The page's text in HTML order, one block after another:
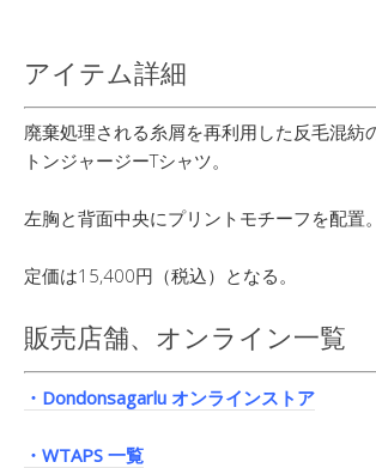
アイテム詳細
廃棄処理される糸屑を再利用した反毛混紡
トンジャージーTシャツ。
左胸と背面中央にプリントモチーフを配置。
定価は15,400円（税込）となる。
販売店舗、オンライン一覧
・Dondonsagarlu オンラインストア
・WTAPS 一覧